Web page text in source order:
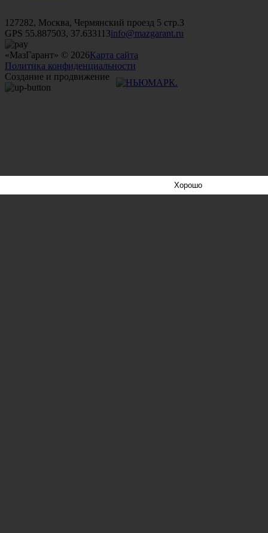
127282, Москва, Чермянский проезд 5 стр.3
GPS 55.887503, 37.633113info@mazgarant.ru
«МазГарант» © 2026Карта сайта
Политика конфиденциальности
Создание и продвижение
Хорошо